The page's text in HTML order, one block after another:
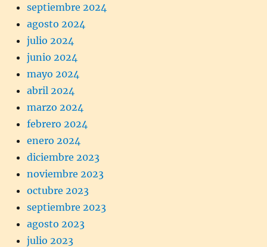
septiembre 2024
agosto 2024
julio 2024
junio 2024
mayo 2024
abril 2024
marzo 2024
febrero 2024
enero 2024
diciembre 2023
noviembre 2023
octubre 2023
septiembre 2023
agosto 2023
julio 2023